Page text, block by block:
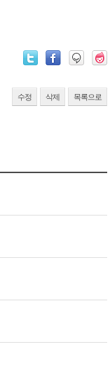
수정 삭제 목록으로